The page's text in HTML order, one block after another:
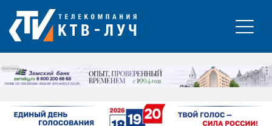
РЕКЛАМА